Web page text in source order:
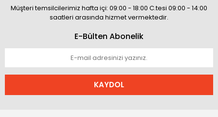
Müşteri temsilcilerimiz hafta içi: 09:00 - 18:00 C.tesi 09:00 - 14:00
saatleri arasında hizmet vermektedir.
E-Bülten Abonelik
KAYDOL